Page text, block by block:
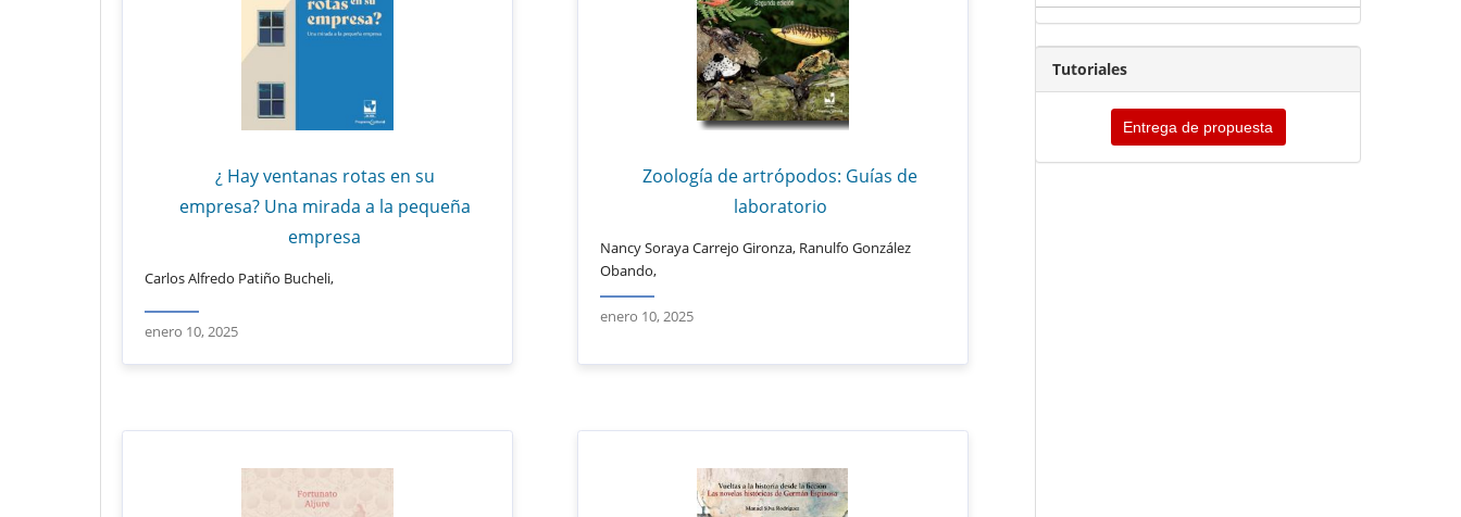
¿ Hay ventanas rotas en su
empresa? Una mirada a la pequeña
empresa
Carlos Alfredo Patiño Bucheli,
enero 10, 2025
Zoología de artrópodos: Guías de
laboratorio
Nancy Soraya Carrejo Gironza, Ranulfo González
Obando,
enero 10, 2025
Tutoriales
Entrega de propuesta